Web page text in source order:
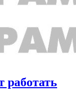
работать